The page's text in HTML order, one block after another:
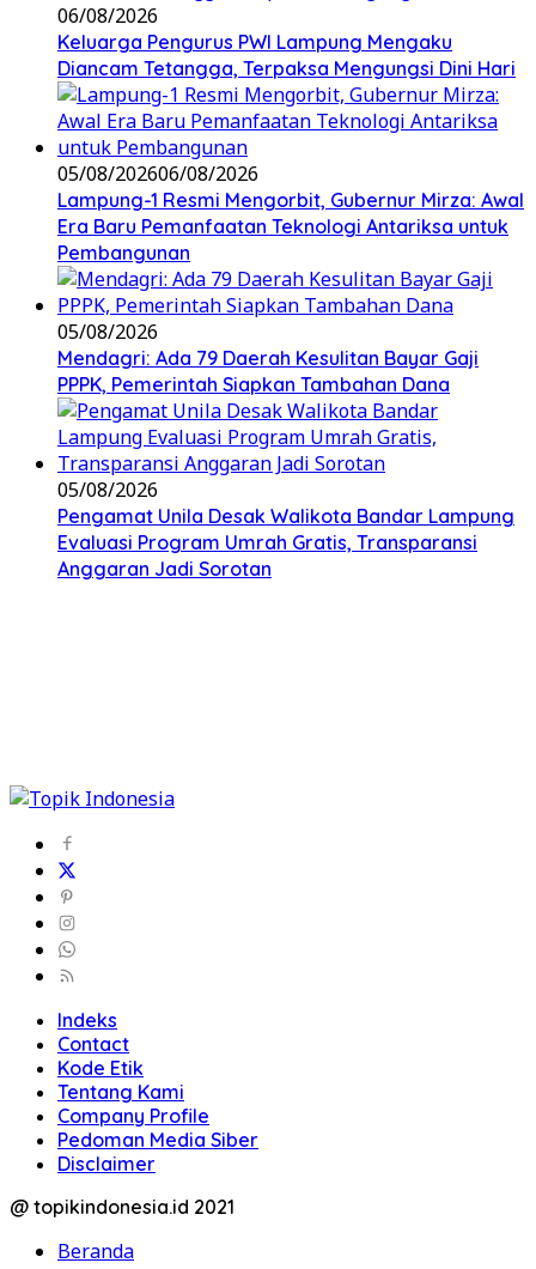
06/08/2026
Keluarga Pengurus PWI Lampung Mengaku
Diancam Tetangga, Terpaksa Mengungsi Dini Hari
05/08/202606/08/2026
Lampung-1 Resmi Mengorbit, Gubernur Mirza: Awal
Era Baru Pemanfaatan Teknologi Antariksa untuk
Pembangunan
05/08/2026
Mendagri: Ada 79 Daerah Kesulitan Bayar Gaji
PPPK, Pemerintah Siapkan Tambahan Dana
05/08/2026
Pengamat Unila Desak Walikota Bandar Lampung
Evaluasi Program Umrah Gratis, Transparansi
Anggaran Jadi Sorotan
Indeks
Contact
Kode Etik
Tentang Kami
Company Profile
Pedoman Media Siber
Disclaimer
@ topikindonesia.id 2021
Beranda